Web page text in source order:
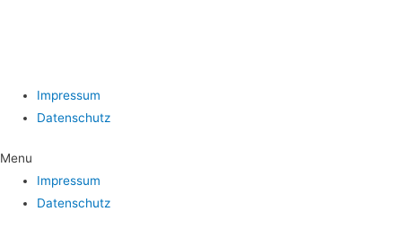
Impres­sum
Daten­schutz
Menu
Impres­sum
Daten­schutz